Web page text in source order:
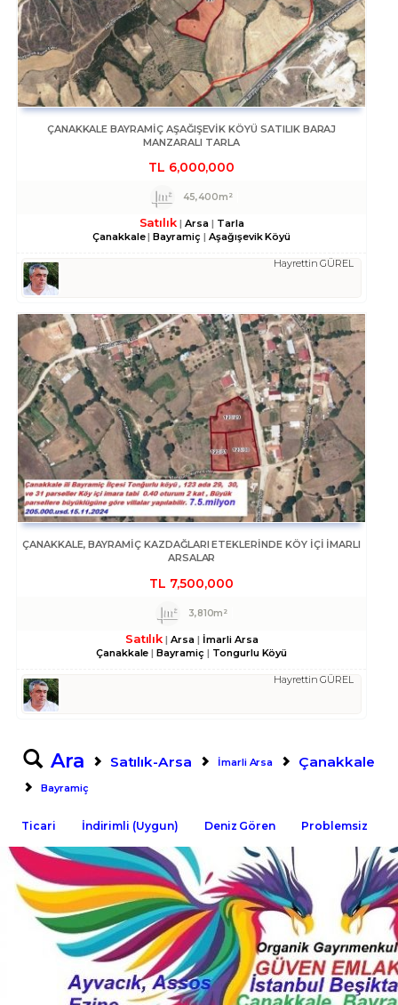
ÇANAKKALE BAYRAMIÇ AŞAĞIŞEVIK KÖYÜ SATILIK BARAJ
MANZARALI TARLA
TL 6,000,000
45,400m²
Satılık Arsa
Tarla
Çanakkale
Bayramiç Aşağışevik Köyü
Hayrettin GÜREL
ÇANAKKALE, BAYRAMIÇ KAZDAĞLARI ETEKLERINDE KÖY İÇİ IMARLI
ARSALAR
TL 7,500,000
3,810m²
Satılık Arsa
İmarli Arsa
Çanakkale
Bayramiç Tongurlu Köyü
Hayrettin GÜREL
Ara Satılık-Arsa İmarli Arsa Çanakkale
Bayramiç
Ticari İndirimli (Uygun) Deniz Gören Problemsiz